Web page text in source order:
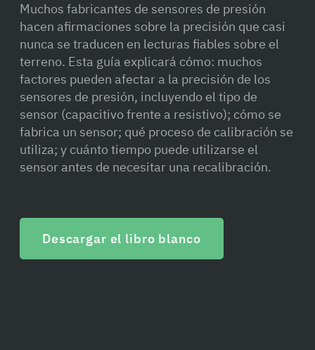
Muchos fabricantes de sensores de presión
hacen afirmaciones sobre la precisión que casi
nunca se traducen en lecturas fiables sobre el
terreno. Esta guía explicará cómo: muchos
factores pueden afectar a la precisión de los
sensores de presión, incluyendo el tipo de
sensor (capacitivo frente a resistivo); cómo se
fabrica un sensor; qué proceso de calibración se
utiliza; y cuánto tiempo puede utilizarse el
sensor antes de necesitar una recalibración.
Descargar el libro blanco